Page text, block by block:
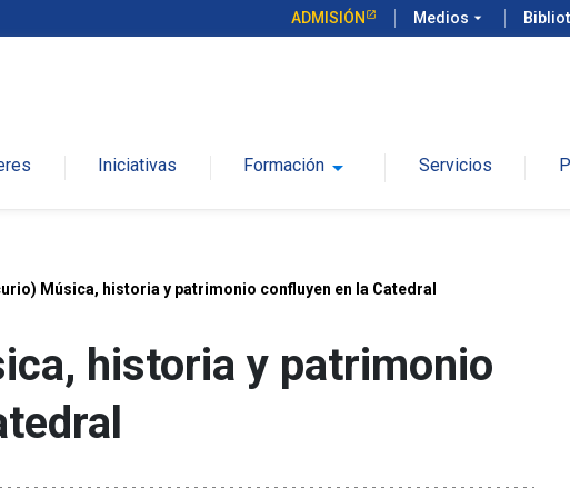
ADMISIÓN Medios arrow_drop_down
Iniciativas Formación arrow_drop_down Servicios
Música, historia y patrimonio confluyen en la Catedral
historia y patrimonio